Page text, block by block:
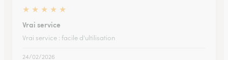
★ ★ ★ ★ ★
Vrai service
Vrai service : facile d'ultilisation
24/02/2026